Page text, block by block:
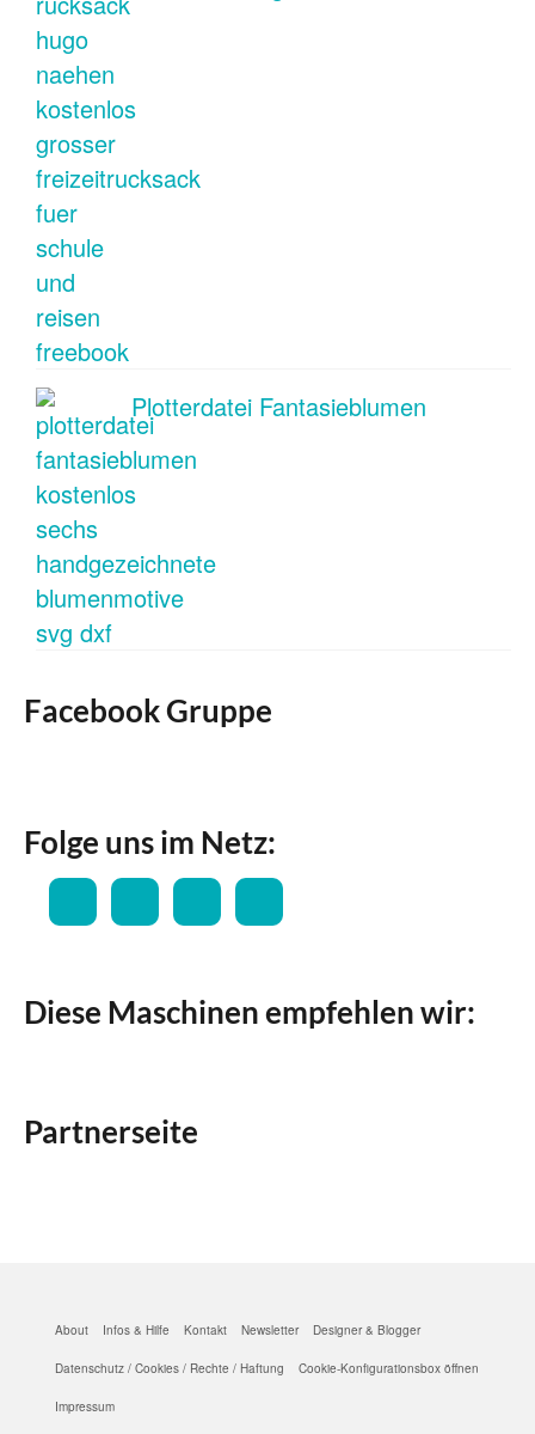
Plotterdatei Fantasieblumen
Facebook Gruppe
Folge uns im Netz:
Diese Maschinen empfehlen wir:
Partnerseite
About Infos & Hilfe Kontakt Newsletter Designer & Blogger
Datenschutz / Cookies / Rechte / Haftung Cookie-Konfigurationsbox öffnen
Impressum